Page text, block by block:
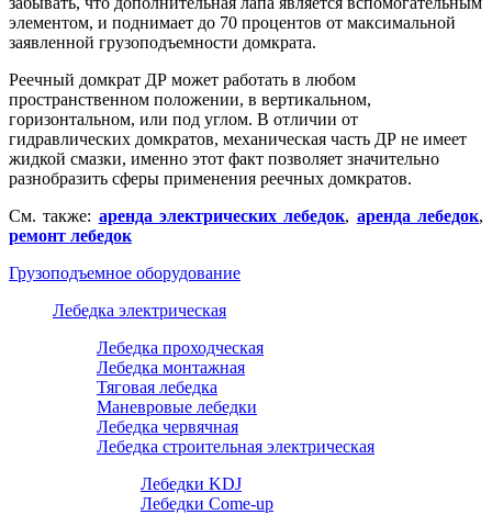
элементом, и поднимает до 70 процентов от максимальной
заявленной грузоподъемности домкрата.
Реечный домкрат ДР может работать в любом
пространственном положении, в вертикальном,
горизонтальном, или под углом. В отличии от
гидравлических домкратов, механическая часть ДР не имеет
жидкой смазки, именно этот факт позволяет значительно
разнобразить сферы применения реечных домкратов.
См. также: аренда электрических лебедок, аренда лебедок,
ремонт лебедок
Грузоподъемное оборудование
Лебедка электрическая
Лебедка проходческая
Лебедка монтажная
Тяговая лебедка
Маневровые лебедки
Лебедка червячная
Лебедка строительная электрическая
Лебедки KDJ
Лебедки Come-up